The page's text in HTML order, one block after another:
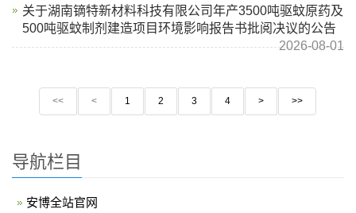
关于湖南镝特新材料科技有限公司年产3500吨驱蚊原药及
500吨驱蚊制剂建造项目环境影响报告书批阅决议的公告
2026-08-01
<< < 1 2 3 4 > >>
导航栏目
安博全站官网